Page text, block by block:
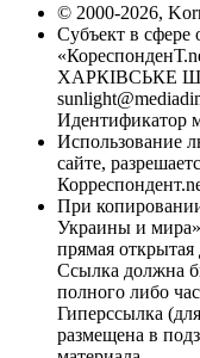
© 2000-2026,
Субъект в сфере
ХАРКІВСЬКЕ
Идентификатор
Использование
сайте,
При
Украины и
прямая
Ссылка должна
полного либо
Гиперссылка
размещена в